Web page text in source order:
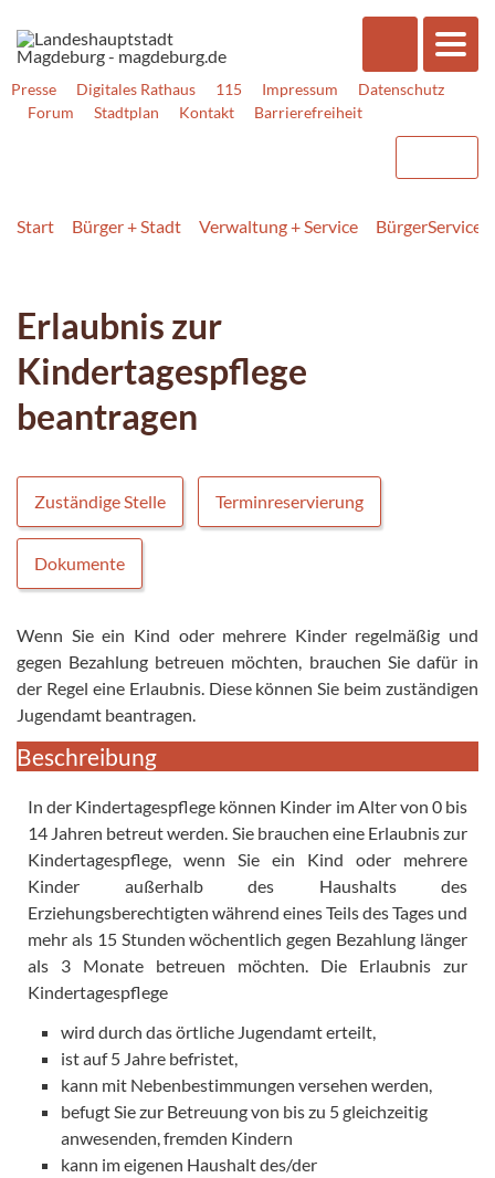
Presse Digitales Rathaus 115 Impressum
Datenschutz
Forum
Stadtplan Kontakt Barrierefreiheit
Start Bürger + Stadt Verwaltung + Service BürgerService
Erlaubnis zur
Kindertagespflege
beantragen
Zuständige Stelle Terminreservierung
Dokumente
Wenn Sie ein Kind oder mehrere Kinder regelmäßig und
gegen Bezahlung betreuen möchten, brauchen Sie dafür in
der Regel eine Erlaubnis. Diese können Sie beim zuständigen
Jugendamt beantragen.
Beschreibung
In der Kindertagespflege können Kinder im Alter von 0 bis
14 Jahren betreut werden. Sie brauchen eine Erlaubnis zur
Kindertagespflege, wenn Sie ein Kind oder mehrere
Kinder außerhalb des Haushalts des
Erziehungsberechtigten während eines Teils des Tages und
mehr als 15 Stunden wöchentlich gegen Bezahlung länger
als 3 Monate betreuen möchten. Die Erlaubnis zur
Kindertagespflege
wird durch das örtliche Jugendamt erteilt,
ist auf 5 Jahre befristet,
kann mit Nebenbestimmungen versehen werden,
befugt Sie zur Betreuung von bis zu 5 gleichzeitig
anwesenden, fremden Kindern
kann im eigenen Haushalt des/der